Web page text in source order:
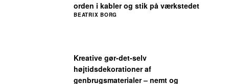
Kreative gør-det-selv
højtidsdekorationer af
genbrugsmaterialer – nemt og
orden i kabler og stik på værkstedet
BEATRIX BORG